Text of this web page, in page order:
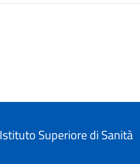
Istituto Superiore di Sanità